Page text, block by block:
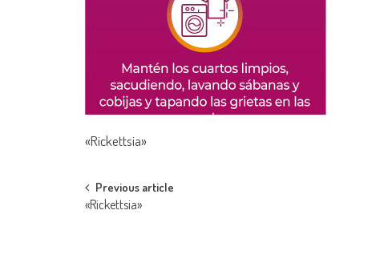
«Rickettsia»
Post
Previous article
«Rickettsia»